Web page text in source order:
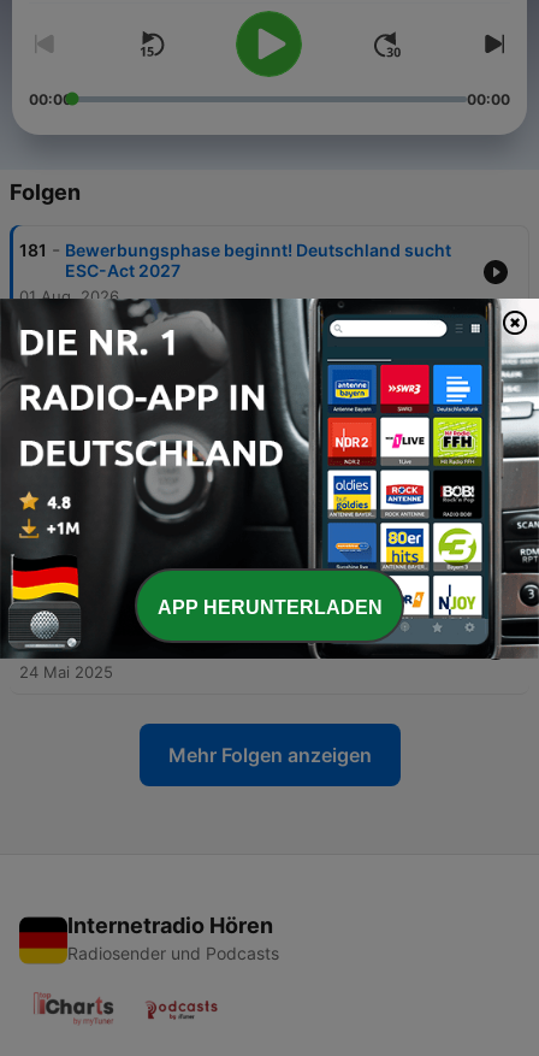
aktuelle Hintergrundinformationen und viel Musik aus der
schillernden Welt des ESC.
00:00 00:00
Folgen
181 - Bewerbungsphase beginnt! Deutschland sucht
ESC-Act 2027
01 Aug. 2026
180
Neues Logo - bekannte Stadt: Der ESC 2026
kommt nach Wien
30 Aug. 2025
179 - Rückblick: So war der glamouröse ESC 2015 in
Österreich
178 - EU-Parlamentarier fordern mehr Transparenz
beim ESC-Voting
28 Jun. 2025
177 - ESC-Gewinner JJ im Interview: "Würde ESC
gerne moderieren"
24 Mai 2025
Mehr Folgen anzeigen
Internetradio Hören
Radiosender und Podcasts
APP HERUNTERLADEN